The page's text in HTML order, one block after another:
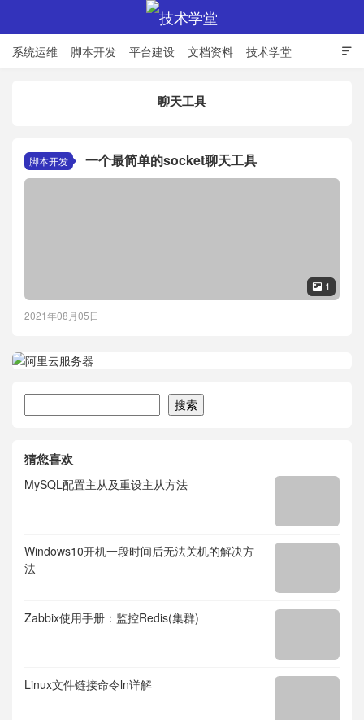

系统运维 脚本开发 平台建设 文档资料 技术学堂
聊天工具
脚本开发 一个最简单的socket聊天工具
 1
2021年08月05日
搜索
猜您喜欢
MySQL配置主从及重设主从方法
Windows10开机一段时间后无法关机的解决方
法
Zabbix使用手册：监控Redis(集群)
Linux文件链接命令ln详解